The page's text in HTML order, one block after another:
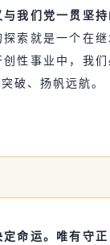
我们党一贯坚
探索就是一个在
性事业中，我
破、扬帆远航。
命运。唯有守